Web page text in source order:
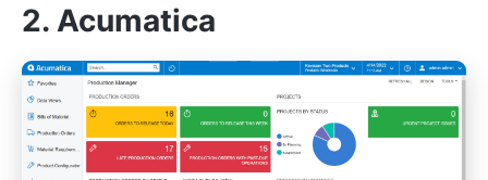
2. Acumatica